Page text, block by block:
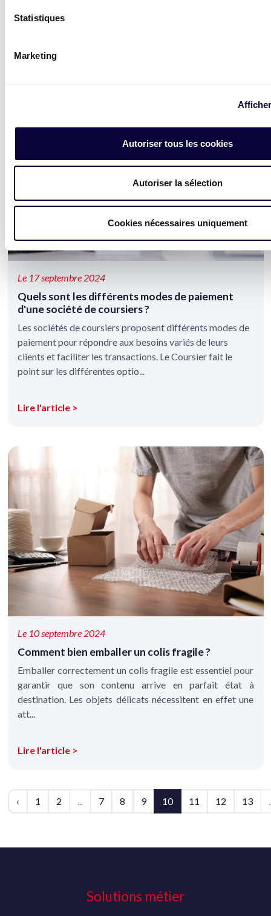
Statistiques
Marketing
Autoriser tous les cookies
Autoriser la sélection
Cookies nécessaires uniquement
réduire les émissions de CO2...
Lire l'article >
Le 17 septembre 2024
Quels sont les différents modes de paiement
d'une société de coursiers ?
Les sociétés de coursiers proposent différents modes de
paiement pour répondre aux besoins variés de leurs
clients et faciliter les transactions. Le Coursier fait le
point sur les différentes optio...
Lire l'article >
Le 10 septembre 2024
Comment bien emballer un colis fragile ?
Emballer correctement un colis fragile est essentiel pour
garantir que son contenu arrive en parfait état à
destination. Les objets délicats nécessitent en effet une
att...
Lire l'article >
‹ 1 2 ... 7 8 9 10 11 12 13
Solutions métier